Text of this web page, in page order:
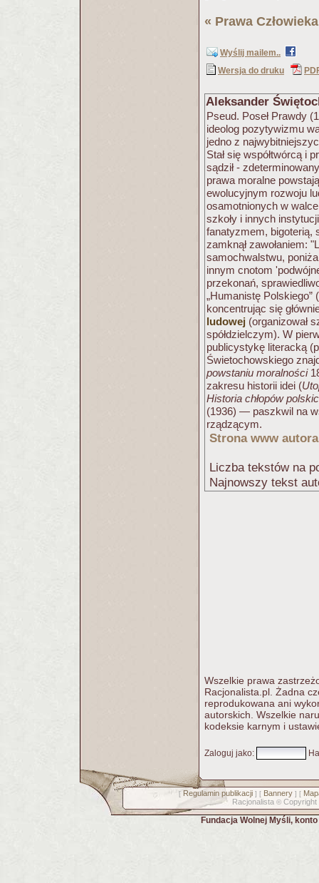
« Prawa Człowieka
Wyślij mailem..
Wersja do druku
Aleksander
Pseud. Poseł Prawdy
ideolog pozytywizmu
jedno z
Stał się współtwórcą i
sądził -
prawa moralne
ewolucyjnym rozwoju
osamotnionych w
szkoły i innych
fanatyzmem, bigoterią,
zamknął zawołaniem:
samochwalstwu,
innym cnotom
przekonań,
„Humanistę Polskiego”
koncentrując się
ludowej (organizował
spółdzielczym). W
publicystykę literacką
Świetochowskiego
powstaniu moralności
zakresu historii idei (
Historia chłopów
(1936) — paszkwil na
rządzącym.
Strona www autora
Liczba tekstów na
Najnowszy tekst
Wszelkie prawa
Racjonalista.pl. Żadna
reprodukowana ani
autorskich. Wszelkie
kodeksie karnym i
Zaloguj jako:
[ Regulamin publikacji] [ Bannery] [
Racjonalista © Copyright
Fundacja Wolnej Myśli,